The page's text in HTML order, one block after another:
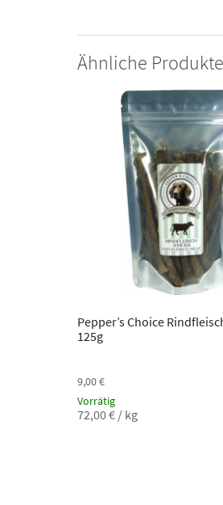
Ähnliche Produkte
Pepper’s Choice
125g
9,00€
Vorrätig
72,00€ / kg